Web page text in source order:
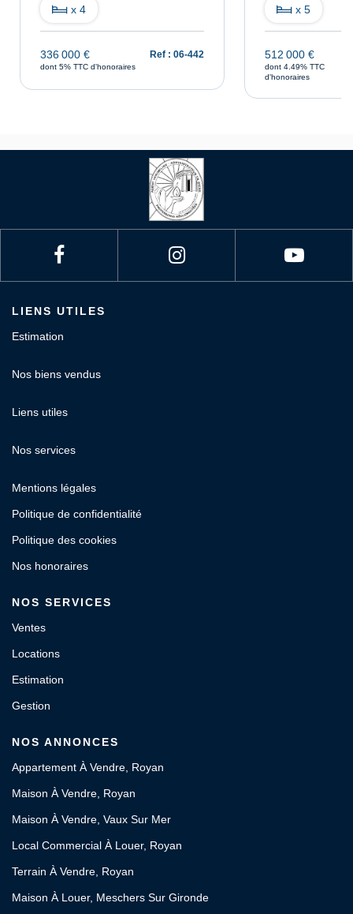
x 4
336 000 €
dont 5% TTC d'honoraires
Ref : 06-442
x 5
512 000 €
dont 4.49% TTC
d'honoraires
LIENS UTILES
Estimation
Nos biens vendus
Liens utiles
Nos services
Mentions légales
Politique de confidentialité
Politique des cookies
Nos honoraires
NOS SERVICES
Ventes
Locations
Estimation
Gestion
NOS ANNONCES
Appartement À Vendre, Royan
Maison À Vendre, Royan
Maison À Vendre, Vaux Sur Mer
Local Commercial À Louer, Royan
Terrain À Vendre, Royan
Maison À Louer, Meschers Sur Gironde